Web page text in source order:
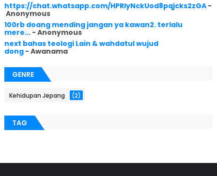
https://chat.whatsapp.com/HPRlyNckUod8pqjcks2zGA-
Anonymous
100rb doang mending jangan ya kawan2. terlalu
mere...- Anonymous
next bahas teologi Lain & wahdatul wujud
dong- Awanama
GENRE
Kehidupan Jepang (2)
TAG